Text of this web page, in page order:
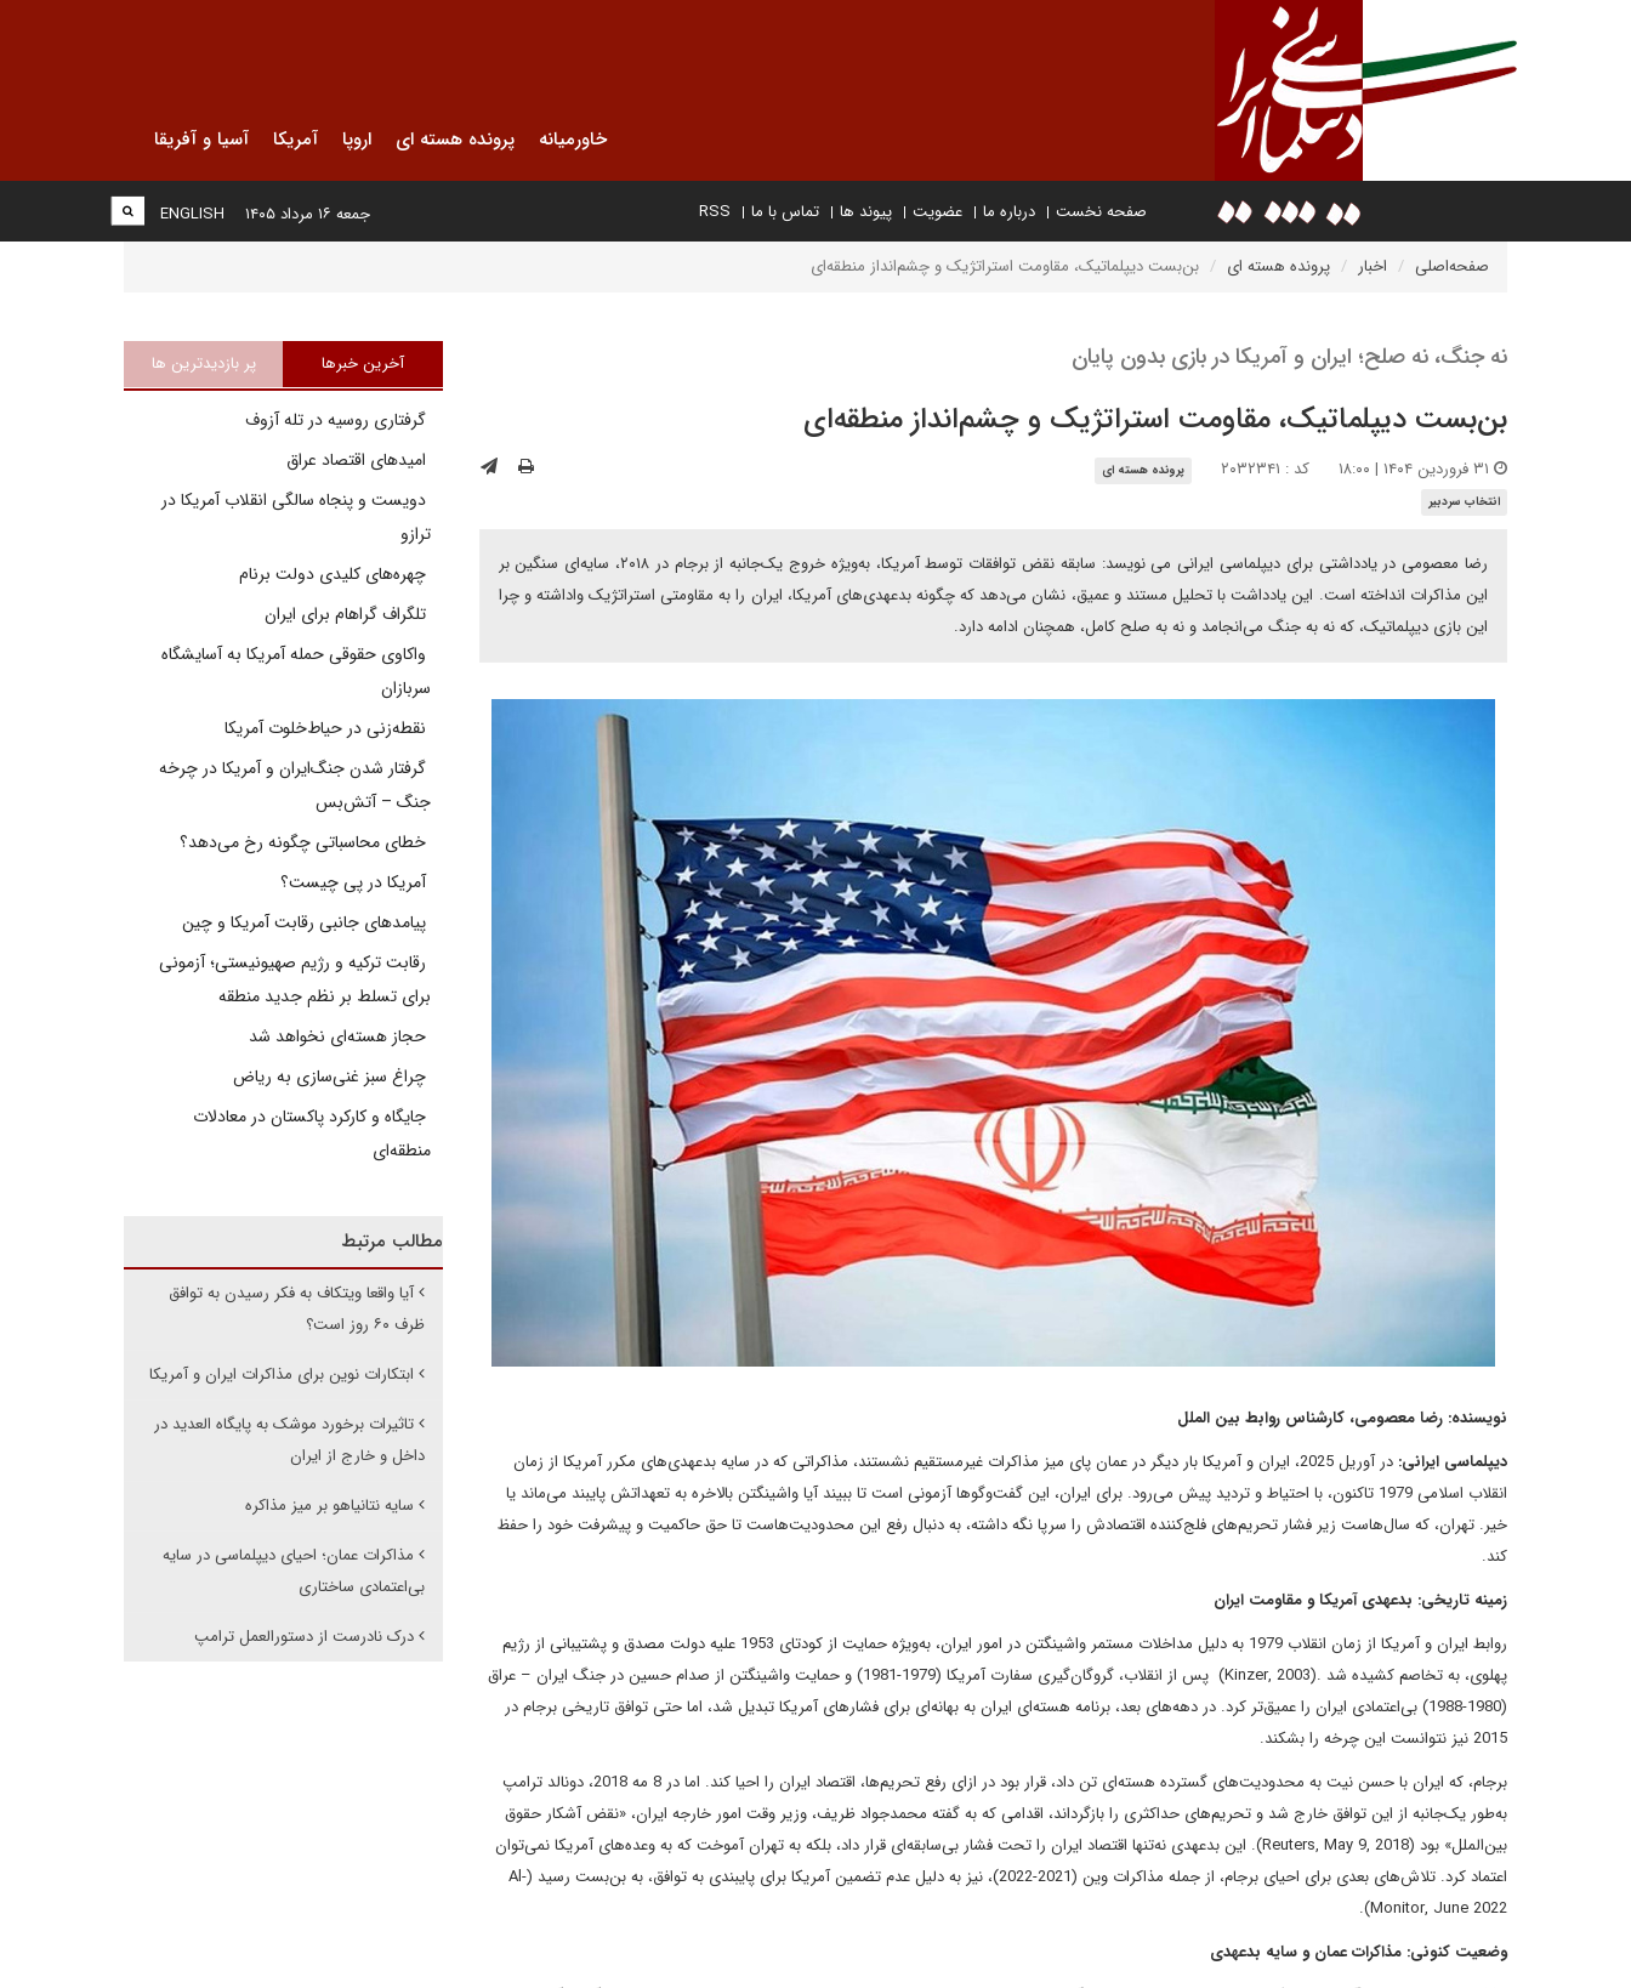
خاورمیانه پرونده هسته ای اروپا آمریکا آسیا و آفریقا
صفحه نخست درباره ما عضویت پیوند ها تماس با ما RSS
ENGLISH جمعه ۱۶ مرداد ۱۴۰۵
صفحه‌اصلی اخبار پرونده هسته ای بن‌بست دیپلماتیک، مقاومت استراتژیک و چشم‌انداز منطقه‌ای
نه جنگ، نه صلح؛ ایران و آمریکا در بازی بدون پایان
بن‌بست دیپلماتیک، مقاومت استراتژیک و چشم‌انداز منطقه‌ای
کد : ۲۰۳۲۳۴۱
پرونده هسته ای
انتخاب سردبیر
رضا معصومی در یادداشتی برای دیپلماسی ایرانی می نویسد: سابقه نقض توافقات توسط آمریکا، به‌ویژه خروج یک‌جانبه از برجام در ۲۰۱۸، سایه‌ای سنگین بر
این مذاکرات انداخته است. این یادداشت با تحلیل مستند و عمیق، نشان می‌دهد که چگونه بدعهدی‌های آمریکا، ایران را به مقاومتی استراتژیک واداشته و چرا
این بازی دیپلماتیک، که نه به جنگ می‌انجامد و نه به صلح کامل، همچنان ادامه دارد.
نویسنده: رضا معصومی، کارشناس روابط بین الملل
دیپلماسی ایرانی:
در آوریل 2025، ایران و آمریکا بار دیگر در عمان پای میز مذاکرات غیرمستقیم نشستند، مذاکراتی که در سایه بدعهدی‌های مکرر آمریکا از زمان
انقلاب اسلامی 1979 تاکنون، با احتیاط و تردید پیش می‌رود. برای ایران، این گفت‌وگوها آزمونی است تا ببیند آیا واشینگتن بالاخره به تعهداتش پایبند می‌ماند یا
خیر. تهران، که سال‌هاست زیر فشار تحریم‌های فلج‌کننده اقتصادش را سرپا نگه داشته، به دنبال رفع این محدودیت‌هاست تا حق حاکمیت و پیشرفت خود را حفظ
کند.
زمینه تاریخی: بدعهدی آمریکا و مقاومت ایران
روابط ایران و آمریکا از زمان انقلاب 1979 به دلیل مداخلات مستمر واشینگتن در امور ایران، به‌ویژه حمایت از کودتای 1953 علیه دولت مصدق و پشتیبانی از رژیم
پهلوی، به تخاصم کشیده شد .(Kinzer, 2003) پس از انقلاب، گروگان‌گیری سفارت آمریکا (1979-1981) و حمایت واشینگتن از صدام حسین در جنگ ایران – عراق
(1980-1988) بی‌اعتمادی ایران را عمیق‌تر کرد. در دهه‌های بعد، برنامه هسته‌ای ایران به بهانه‌ای برای فشارهای آمریکا تبدیل شد، اما حتی توافق تاریخی برجام در
2015 نیز نتوانست این چرخه را بشکند.
برجام، که ایران با حسن نیت به محدودیت‌های گسترده هسته‌ای تن داد، قرار بود در ازای رفع تحریم‌ها، اقتصاد ایران را احیا کند. اما در 8 مه 2018، دونالد ترامپ
به‌طور یک‌جانبه از این توافق خارج شد و تحریم‌های حداکثری را بازگرداند، اقدامی که به گفته محمدجواد ظریف، وزیر وقت امور خارجه ایران، «نقض آشکار حقوق
بین‌الملل» بود (Reuters, May 9, 2018). این بدعهدی نه‌تنها اقتصاد ایران را تحت فشار بی‌سابقه‌ای قرار داد، بلکه به تهران آموخت که به وعده‌های آمریکا نمی‌توان
اعتماد کرد. تلاش‌های بعدی برای احیای برجام، از جمله مذاکرات وین (2021-2022)، نیز به دلیل عدم تضمین آمریکا برای پایبندی به توافق، به بن‌بست رسید (Al-
Monitor, June 2022).
وضعیت کنونی: مذاکرات عمان و سایه بدعهدی
آخرین خبرها پر بازدیدترین ها
گرفتاری روسیه در تله آزوف
امیدهای اقتصاد عراق
دویست و پنجاه سالگی انقلاب آمریکا در
ترازو
چهره‌های کلیدی دولت برنام
تلگراف گراهام برای ایران
واکاوی حقوقی حمله آمریکا به آسایشگاه
سربازان
نقطه‌زنی در حیاط‌خلوت آمریکا
گرفتار شدن جنگ‌ایران و آمریکا در چرخه
جنگ – آتش‌بس
خطای محاسباتی چگونه رخ می‌دهد؟
آمریکا در پی چیست؟
پیامدهای جانبی رقابت آمریکا و چین
رقابت ترکیه و رژیم صهیونیستی؛ آزمونی
برای تسلط بر نظم جدید منطقه
حجاز هسته‌ای نخواهد شد
چراغ سبز غنی‌سازی به ریاض
جایگاه و کارکرد پاکستان در معادلات
منطقه‌ای
مطالب مرتبط
آیا واقعا ویتکاف به فکر رسیدن به توافق
ظرف ۶۰ روز است؟
ابتکارات نوین برای مذاکرات ایران و آمریکا
تاثیرات برخورد موشک به پایگاه العدید در
داخل و خارج از ایران
سایه نتانیاهو بر میز مذاکره
مذاکرات عمان؛ احیای دیپلماسی در سایه
بی‌اعتمادی ساختاری
درک نادرست از دستورالعمل ترامپ